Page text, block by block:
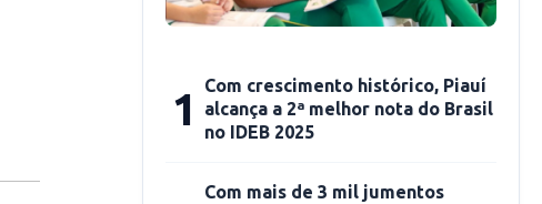
1
Com crescimento histórico, Piauí
alcança a 2ª melhor nota do Brasil
no IDEB 2025
Com mais de 3 mil jumentos